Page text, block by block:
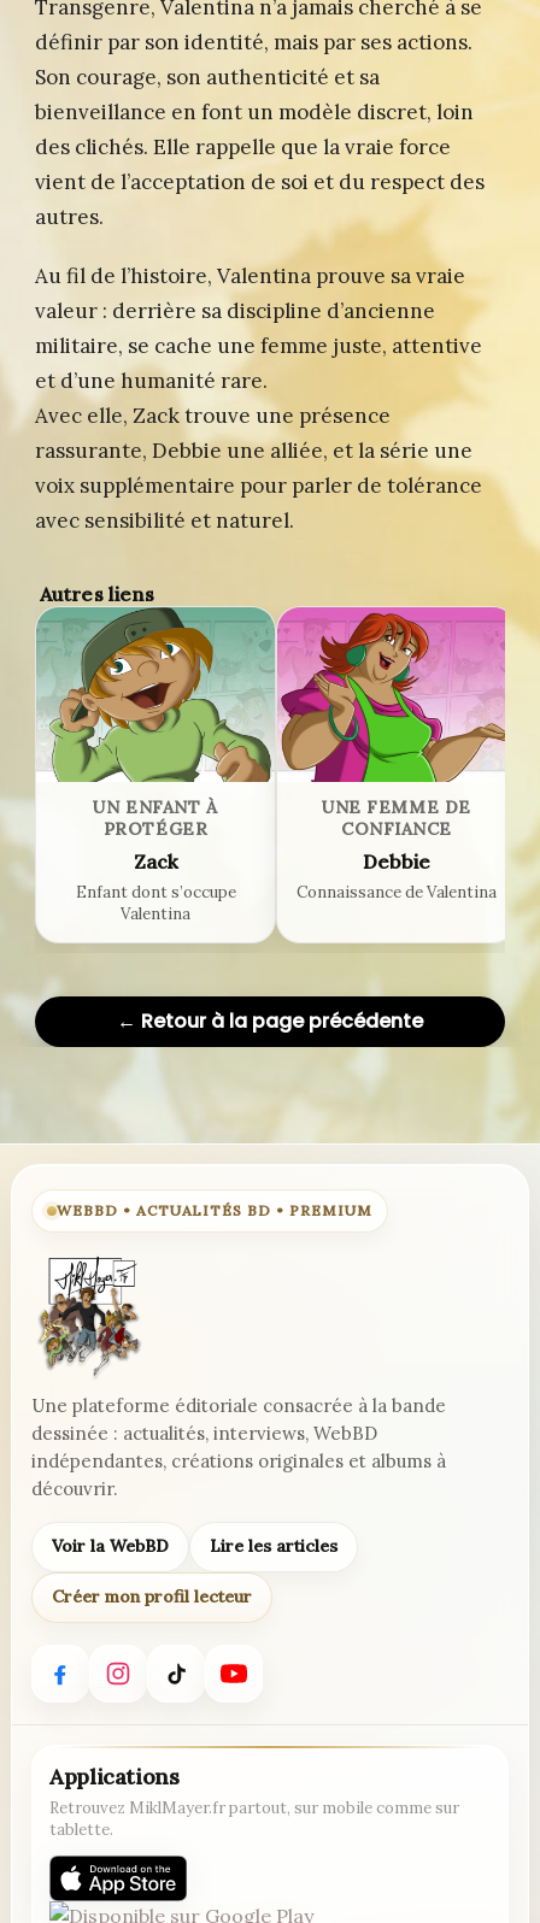
Transgenre, Valentina n’a jamais cherché à se
définir par son identité, mais par ses actions.
Son courage, son authenticité et sa
bienveillance en font un modèle discret, loin
des clichés. Elle rappelle que la vraie force
vient de l’acceptation de soi et du respect des
autres.
Au fil de l’histoire, Valentina prouve sa vraie
valeur : derrière sa discipline d’ancienne
militaire, se cache une femme juste, attentive
et d’une humanité rare.
Avec elle, Zack trouve une présence
rassurante, Debbie une alliée, et la série une
voix supplémentaire pour parler de tolérance
avec sensibilité et naturel.
Autres liens
UN ENFANT À
PROTÉGER
Zack
Enfant dont s’occupe
Valentina
UNE FEMME DE
CONFIANCE
Debbie
Connaissance de Valentina
← Retour à la page précédente
WEBBD • ACTUALITÉS BD • PREMIUM
Une plateforme éditoriale consacrée à la bande
dessinée : actualités, interviews, WebBD
indépendantes, créations originales et albums à
découvrir.
Voir la WebBD Lire les articles
Créer mon profil lecteur
Applications
Retrouvez MiklMayer.fr partout, sur mobile comme sur
tablette.